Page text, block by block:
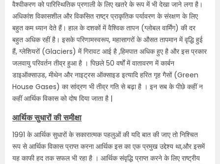
वैश्वीकरण को पारिस्थितिक प्रणाली के लिए खतरे के रूप में भी देखा जाने लगा है।
अधिकांश विकासशील और विकसित राष्ट्र प्राकृतिक पर्यावरण के संरक्षण के लिए
बहुत कम ध्यान देते हैं। हाल के दशकों में वैश्विक तापन (ग्लोबल वार्मिंग) की दर
बहुत अधिक रहीं है। इसके परिणामस्वरूप, महासागरों के औसत तापमान में वृद्धि हुई
हैं, ग्लेशियरों (Glaciers) में गिरावट आई है ,हिमपात अधिक हुए है और इस प्रकार
जलवायु परिवर्तन तीव्र हुआ है । पिछले 50 वर्षों में वातावरण में कार्बन
डाइऑक्साउड, मीथेन और नाइट्रस ऑक्साइड इत्यादि हरित गृह गैसों (Green
House Gases) का सांद्रण भी तीव्र गति से बढ़ा है । इन सब के पीछे कहीं न
कहीं आर्थिक विकास को दोष दिया जाता है |
आर्थिक सुधारों की समीक्षा
1991 के आर्थिक सुधारों के सकारात्मक पहलुओं की यदि बात की जाए तो निश्चित
रूप से आर्थिक विकास प्राप्त करना आर्थिक इस का एक प्रमुख उद्देश्य था,और इसमें
यह काफी हद तक सफल भी रहा है । आर्थिक संवृद्धि प्राप्त करने के लिए राष्ट्रीय